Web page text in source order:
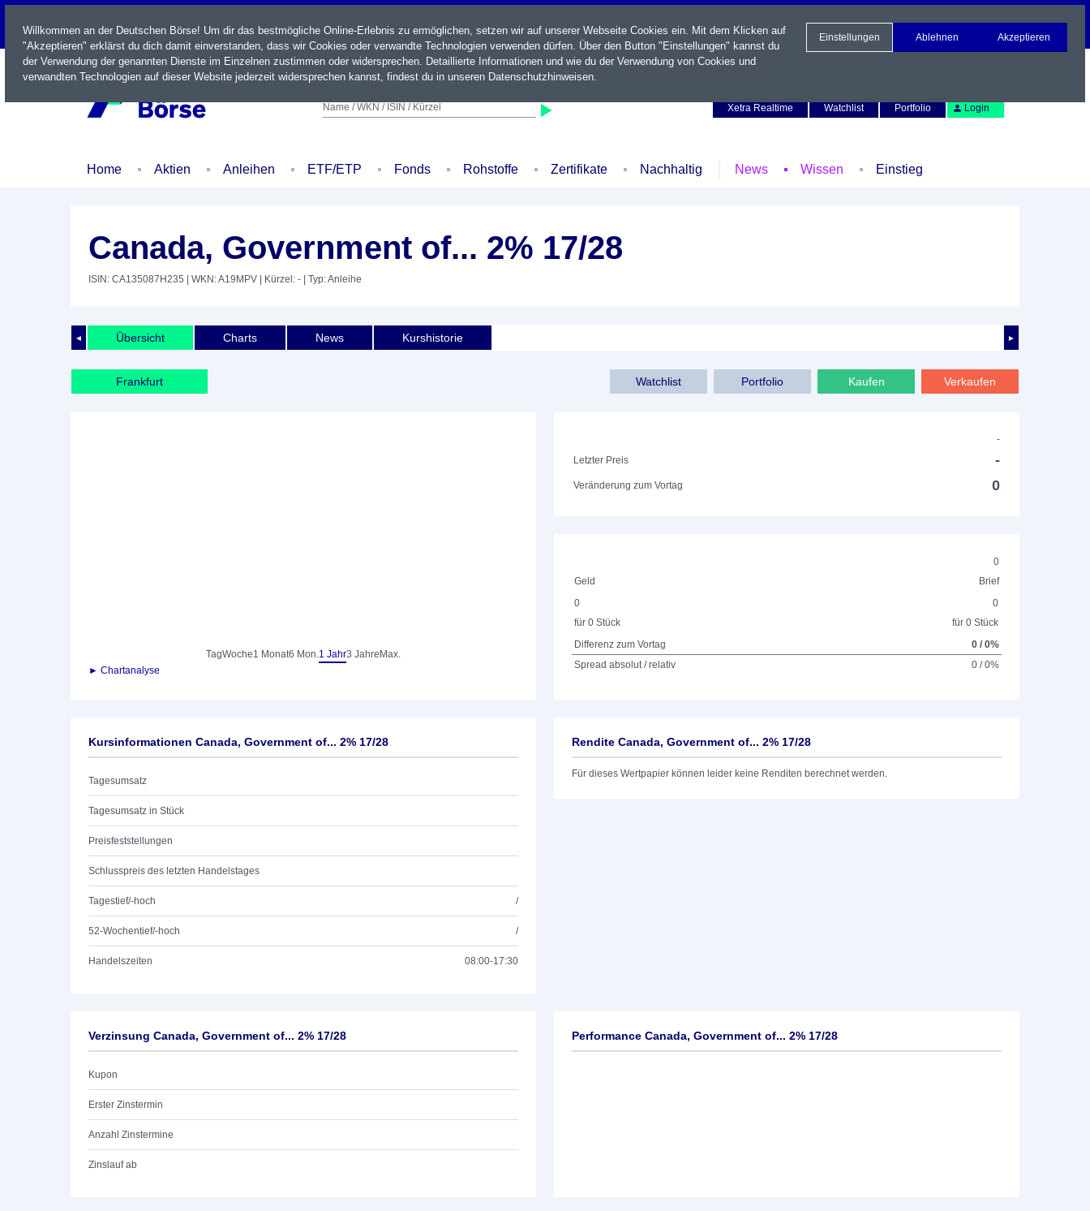
LIVE
Name / WKN / ISIN / Kürzel
Xetra Realtime
Watchlist Portfolio Login
Home Aktien Anleihen ETF/ETP Fonds Rohstoffe Zertifikate Nachhaltig News Wissen Einstieg
Canada, Government of... 2% 17/28
ISIN: CA135087H235 | WKN: A19MPV | Kürzel: - | Typ: Anleihe
◄ ►
Übersicht Charts News Kurshistorie
Frankfurt Verkaufen
Kaufen
Portfolio
Watchlist
TagWoche1 Monat6 Mon.1 Jahr3 Jahre Max.
► Chartanalyse
-
Letzter Preis
-
Veränderung zum Vortag 0
0
Geld
Brief
0
für 0 Stück
0
für 0 Stück
Differenz zum Vortag
0 / 0%
Spread absolut / relativ
0 / 0%
Kursinformationen Canada, Government of... 2% 17/28
Tagesumsatz
Tagesumsatz in Stück
Preisfeststellungen
Schlusspreis des letzten Handelstages
Tagestief/-hoch /
52-Wochentief/-hoch /
Handelszeiten 08:00-17:30
Rendite Canada, Government of... 2% 17/28
Für dieses Wertpapier können leider keine Renditen berechnet werden.
Verzinsung Canada, Government of... 2% 17/28
Kupon
Erster Zinstermin
Anzahl Zinstermine
Zinslauf ab
Performance Canada, Government of... 2% 17/28
Willkommen an der Deutschen Börse! Um dir das bestmögliche Online-Erlebnis zu ermöglichen, setzen wir auf unserer Webseite Cookies ein. Mit dem Klicken auf
"Akzeptieren" erklärst du dich damit einverstanden, dass wir Cookies oder verwandte Technologien verwenden dürfen. Über den Button "Einstellungen" kannst du
der Verwendung der genannten Dienste im Einzelnen zustimmen oder widersprechen. Detaillierte Informationen und wie du der Verwendung von Cookies und
verwandten Technologien auf dieser Website jederzeit widersprechen kannst, findest du in unseren Datenschutzhinweisen.
Einstellungen Ablehnen Akzeptieren